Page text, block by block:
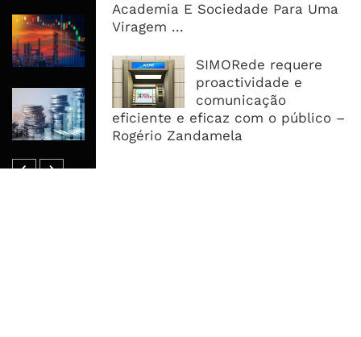
Academia E Sociedade Para Uma
Viragem ...
SIMORede requere
proactividade e
comunicação
eficiente e eficaz com o público –
Rogério Zandamela
Petróleo Recua Abaixo Dos 80
Negociações Sobre Hormuz
Dívida Pública Sobe Para 1,13 Biliões
De Meticais E Pressão Desloca-Se
Para O Mercado Interno